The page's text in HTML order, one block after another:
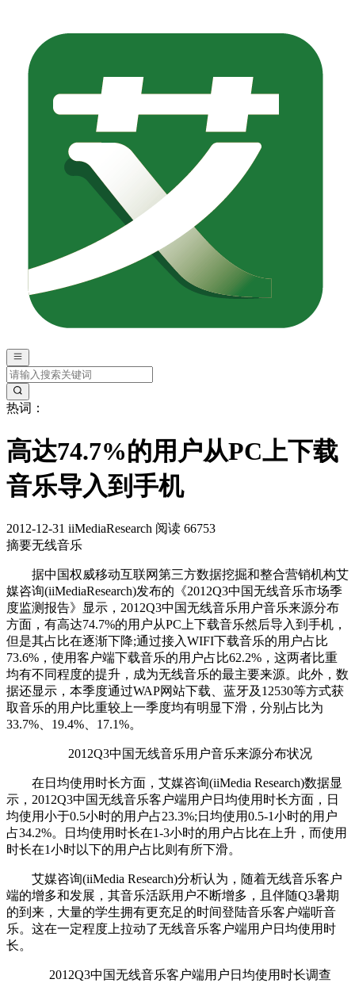
热词：
高达74.7%的用户从PC上下载
音乐导入到手机
2012-12-31 iiMediaResearch 阅读 66753
摘要无线音乐
据中国权威移动互联网第三方数据挖掘和整合营销机构艾
媒咨询(iiMediaResearch)发布的《2012Q3中国无线音乐市场季
度监测报告》显示，2012Q3中国无线音乐用户音乐来源分布
方面，有高达74.7%的用户从PC上下载音乐然后导入到手机，
但是其占比在逐渐下降;通过接入WIFI下载音乐的用户占比
73.6%，使用客户端下载音乐的用户占比62.2%，这两者比重
均有不同程度的提升，成为无线音乐的最主要来源。此外，数
据还显示，本季度通过WAP网站下载、蓝牙及12530等方式获
取音乐的用户比重较上一季度均有明显下滑，分别占比为
33.7%、19.4%、17.1%。
2012Q3中国无线音乐用户音乐来源分布状况
在日均使用时长方面，艾媒咨询(iiMedia Research)数据显
示，2012Q3中国无线音乐客户端用户日均使用时长方面，日
均使用小于0.5小时的用户占23.3%;日均使用0.5-1小时的用户
占34.2%。日均使用时长在1-3小时的用户占比在上升，而使用
时长在1小时以下的用户占比则有所下滑。
艾媒咨询(iiMedia Research)分析认为，随着无线音乐客户
端的增多和发展，其音乐活跃用户不断增多，且伴随Q3暑期
的到来，大量的学生拥有更充足的时间登陆音乐客户端听音
乐。这在一定程度上拉动了无线音乐客户端用户日均使用时
长。
2012Q3中国无线音乐客户端用户日均使用时长调查